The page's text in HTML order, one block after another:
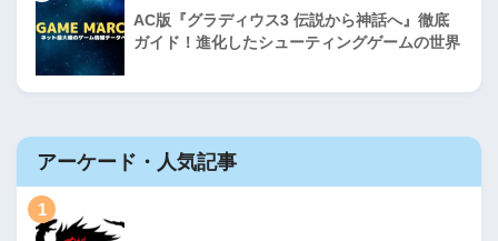
AC版『グラディウス3 伝説から神話へ』徹底
ガイド！進化したシューティングゲームの世界
アーケード・人気記事
1